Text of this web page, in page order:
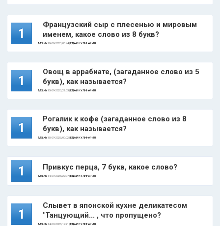
1
Французский сыр с плесенью и мировым
именем, какое слово из 8 букв?
MELKIY19-09-2023, 00:44 |ЕДА И КУЛИНАРИЯ
1
Овощ в аррабиате, (загаданное слово из 5
букв), как называется?
MELKIY15-09-2023, 22:03 |ЕДА И КУЛИНАРИЯ
1
Рогалик к кофе (загаданное слово из 8
букв), как называется?
MELKIY15-09-2023, 00:02 |ЕДА И КУЛИНАРИЯ
1 Привкус перца, 7 букв, какое слово?
MELKIY14-09-2023, 22:07 |ЕДА И КУЛИНАРИЯ
1
Слывет в японской кухне деликатесом
"Танцующий... , что пропущено?
MELKIY14-09-2023, 19:21 |ЕДА И КУЛИНАРИЯ